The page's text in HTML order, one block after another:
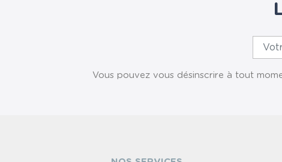
Vous pouvez vous désinscrire à tout